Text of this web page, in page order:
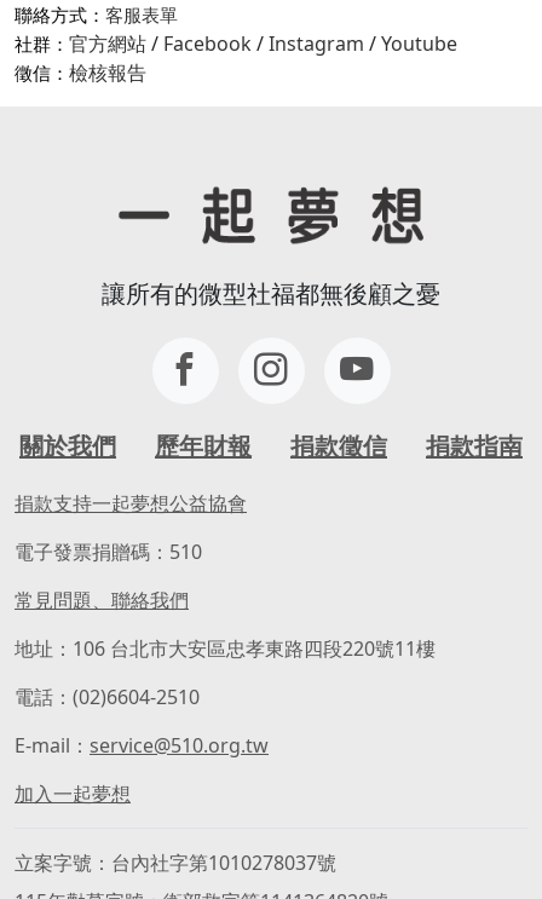
聯絡方式： 客服表單
社群： 官方網站/ Facebook/Instagram /Youtube
徵信： 檢核報告
讓所有的微型社福都無後顧之憂
關於我們 歷年財報 捐款徵信 捐款指南
捐款支持一起夢想公益協會
電子發票捐贈碼：510
常見問題、聯絡我們
地址：106 台北市大安區忠孝東路四段220號11樓
電話：(02)6604-2510
E-mail： service@510.org.tw
加入一起夢想
立案字號
台內社字第1010278037號